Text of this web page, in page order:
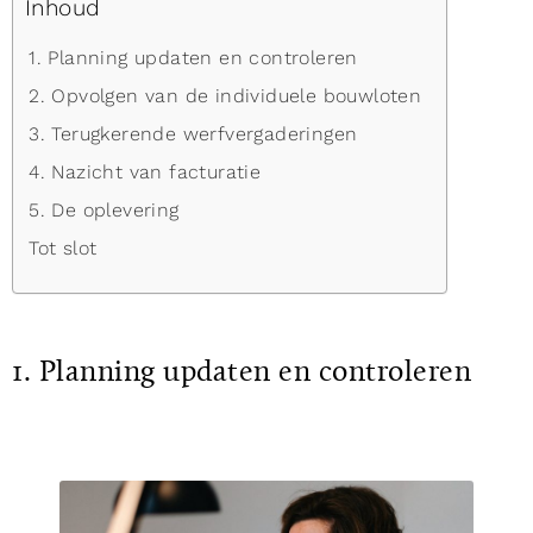
Inhoud
1. Planning updaten en controleren
2. Opvolgen van de individuele bouwloten
3. Terugkerende werfvergaderingen
4. Nazicht van facturatie
5. De oplevering
Tot slot
1. Planning updaten en controleren